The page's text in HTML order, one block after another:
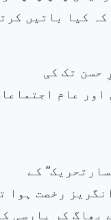
کیا باتیں
حسن تک کی
اور عام
کے
رخصت ہوا
بھاگ کر پارسی